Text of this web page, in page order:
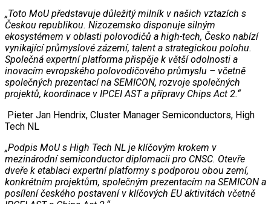
„Toto MoU představuje důležitý milník v našich vztazích s
Českou republikou. Nizozemsko disponuje silným
ekosystémem v oblasti polovodičů a high-tech, Česko nabízí
vynikající průmyslové zázemí, talent a strategickou polohu.
Společná expertní platforma přispěje k větší odolnosti a
inovacím evropského polovodičového průmyslu – včetně
společných prezentací na SEMICON, rozvoje společných
projektů, koordinace v IPCEI AST a přípravy Chips Act 2.“
Pieter Jan Hendrix, Cluster Manager Semiconductors, High
Tech NL
„Podpis MoU s High Tech NL je klíčovým krokem v
mezinárodní semiconductor diplomacii pro CNSC. Otevře
dveře k etablaci expertní platformy s podporou obou zemí,
konkrétním projektům, společným prezentacím na SEMICON a
posílení českého postavení v klíčových EU aktivitách včetně